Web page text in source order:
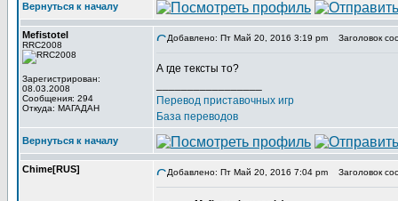
Вернуться к началу
Mefistotel
RRC2008
Зарегистрирован:
08.03.2008
Сообщения: 294
Откуда: МАГАДАН
Добавлено: Пт Май 20, 2016 3:19 pm Заголовок
А где тексты то?
Перевод приставочных игр
База переводов
Вернуться к началу
Chime[RUS] Добавлено: Пт Май 20, 2016 7:04 pm Заголовок